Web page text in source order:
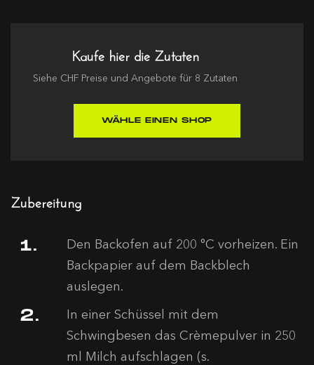
Kaufe hier die Zutaten
Siehe CHF Preise und Angebote für 8 Zutaten
WÄHLE EINEN SHOP
Zubereitung
Den Backofen auf 200 °C vorheizen. Ein
Backpapier auf dem Backblech
auslegen.
In einer Schüssel mit dem
Schwingbesen das Crèmepulver in 250
ml Milch aufschlagen (s.